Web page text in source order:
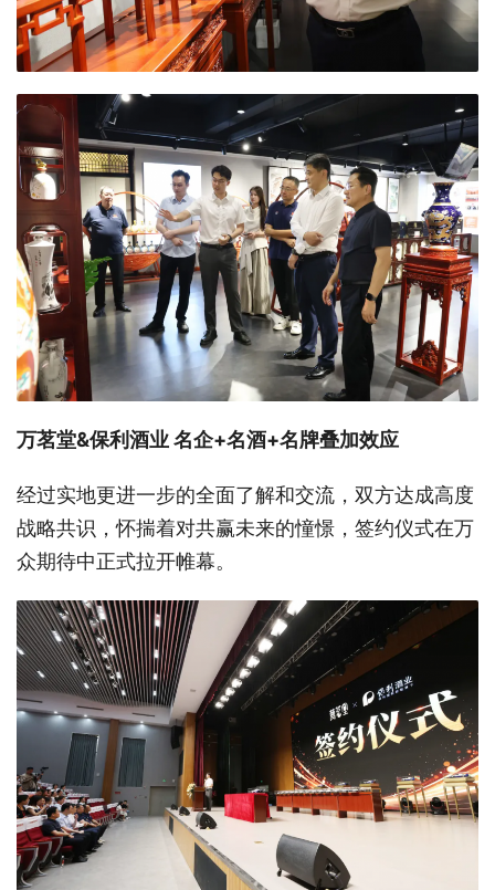
万茗堂&保利酒业名企+名酒+名牌叠加效应
经过实地更进一步的全面了解和交流，双方达成高度
战略共识，怀揣着对共赢未来的憧憬，签约仪式在万
众期待中正式拉开帷幕。